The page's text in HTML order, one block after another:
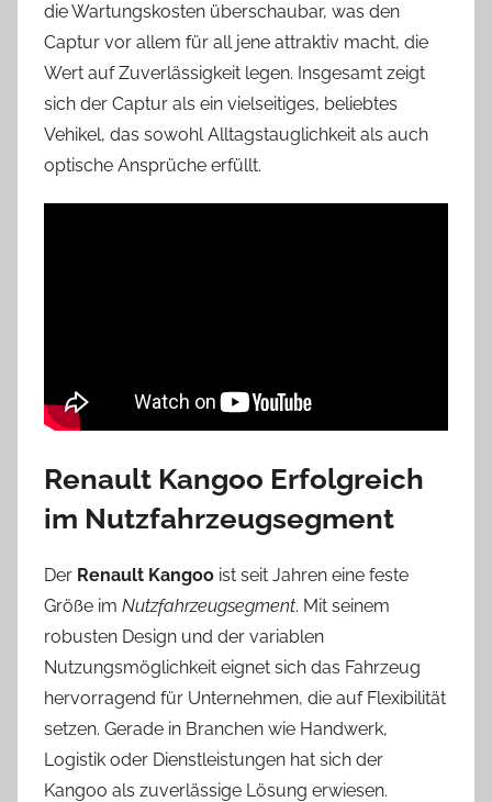
die Wartungskosten überschaubar, was den
Captur vor allem für all jene attraktiv macht, die
Wert auf Zuverlässigkeit legen. Insgesamt zeigt
sich der Captur als ein vielseitiges, beliebtes
Vehikel, das sowohl Alltagstauglichkeit als auch
optische Ansprüche erfüllt.
Renault Kangoo Erfolgreich
im Nutzfahrzeugsegment
Der Renault Kangoo ist seit Jahren eine feste
Größe im Nutzfahrzeugsegment. Mit seinem
robusten Design und der variablen
Nutzungsmöglichkeit eignet sich das Fahrzeug
hervorragend für Unternehmen, die auf Flexibilität
setzen. Gerade in Branchen wie Handwerk,
Logistik oder Dienstleistungen hat sich der
Kangoo als zuverlässige Lösung erwiesen.